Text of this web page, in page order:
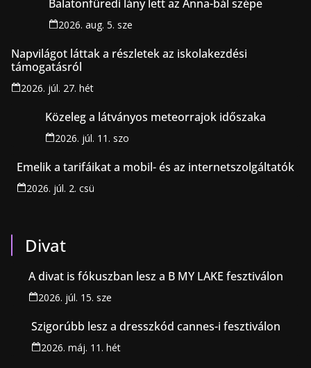
Balatonfüredi lány lett az Anna-bál szépe
2026. aug. 5. sze
Napvilágot láttak a részletek az iskolakezdési
támogatásról
2026. júl. 27. hét
Közeleg a látványos meteorrajok időszaka
2026. júl. 11. szo
Emelik a tarifáikat a mobil- és az internetszolgáltatók
2026. júl. 2. csü
Divat
A divat is fókuszban lesz a B MY LAKE fesztiválon
2026. júl. 15. sze
Szigorúbb lesz a dresszkód cannes-i fesztiválon
2026. máj. 11. hét